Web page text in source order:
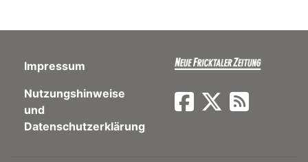
Impressum
Nutzungshinweise
und
Datenschutzerklärung